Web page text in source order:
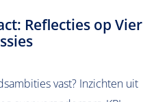
Reflecties op Vier
vast? Inzichten uit